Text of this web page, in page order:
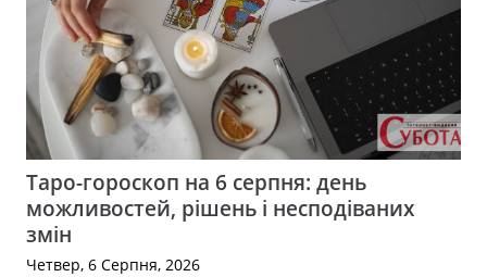
Таро-гороскоп на 6 серпня: день
можливостей, рішень і несподіваних
змін
Четвер, 6 Серпня, 2026